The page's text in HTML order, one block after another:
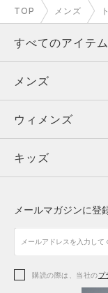
TOP メンズ
すべてのアイテム
メンズ
ウィメンズ
キッズ
アクセサリー
メンズ
トップス
ボトムス
アクセサリー
ウィメンズ
トップス
シューズ
アクセサリー
キッズ
シューズ
メールマガジンに登
購読の際は、当社のプ